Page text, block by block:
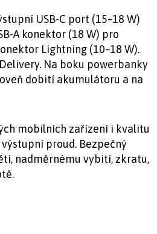
USB-C port (15–18 W)
A konektor (18 W) pro
Lightning (10–18 W).
Na boku powerbanky
dobití akumulátoru a na
mobilních zařízení i kvalitu
proud. Bezpečný
nadměrnému vybití, zkratu,